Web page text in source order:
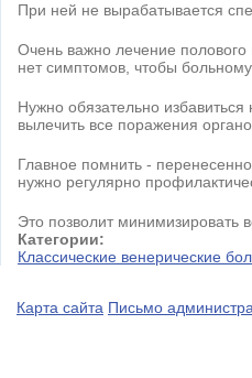
При ней не вырабатывается
Очень важно лечение
нет симптомов, чтобы
Нужно обязательно избавиться
вылечить все поражения
Главное помнить -
нужно регулярно
Это позволит минимизировать
Категории:
Классические венерические
Карта сайта Письмо